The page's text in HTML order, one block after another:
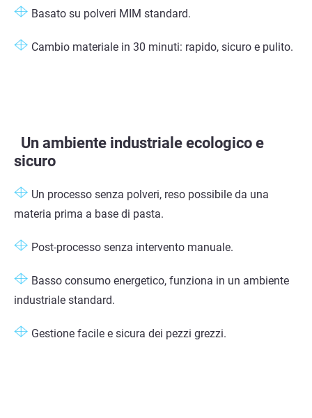
Basato su polveri MIM standard.
Cambio materiale in 30 minuti: rapido, sicuro e pulito.
Un ambiente industriale ecologico e
sicuro
Un processo senza polveri, reso possibile da una
materia prima a base di pasta.
Post-processo senza intervento manuale.
Basso consumo energetico, funziona in un ambiente
industriale standard.
Gestione facile e sicura dei pezzi grezzi.